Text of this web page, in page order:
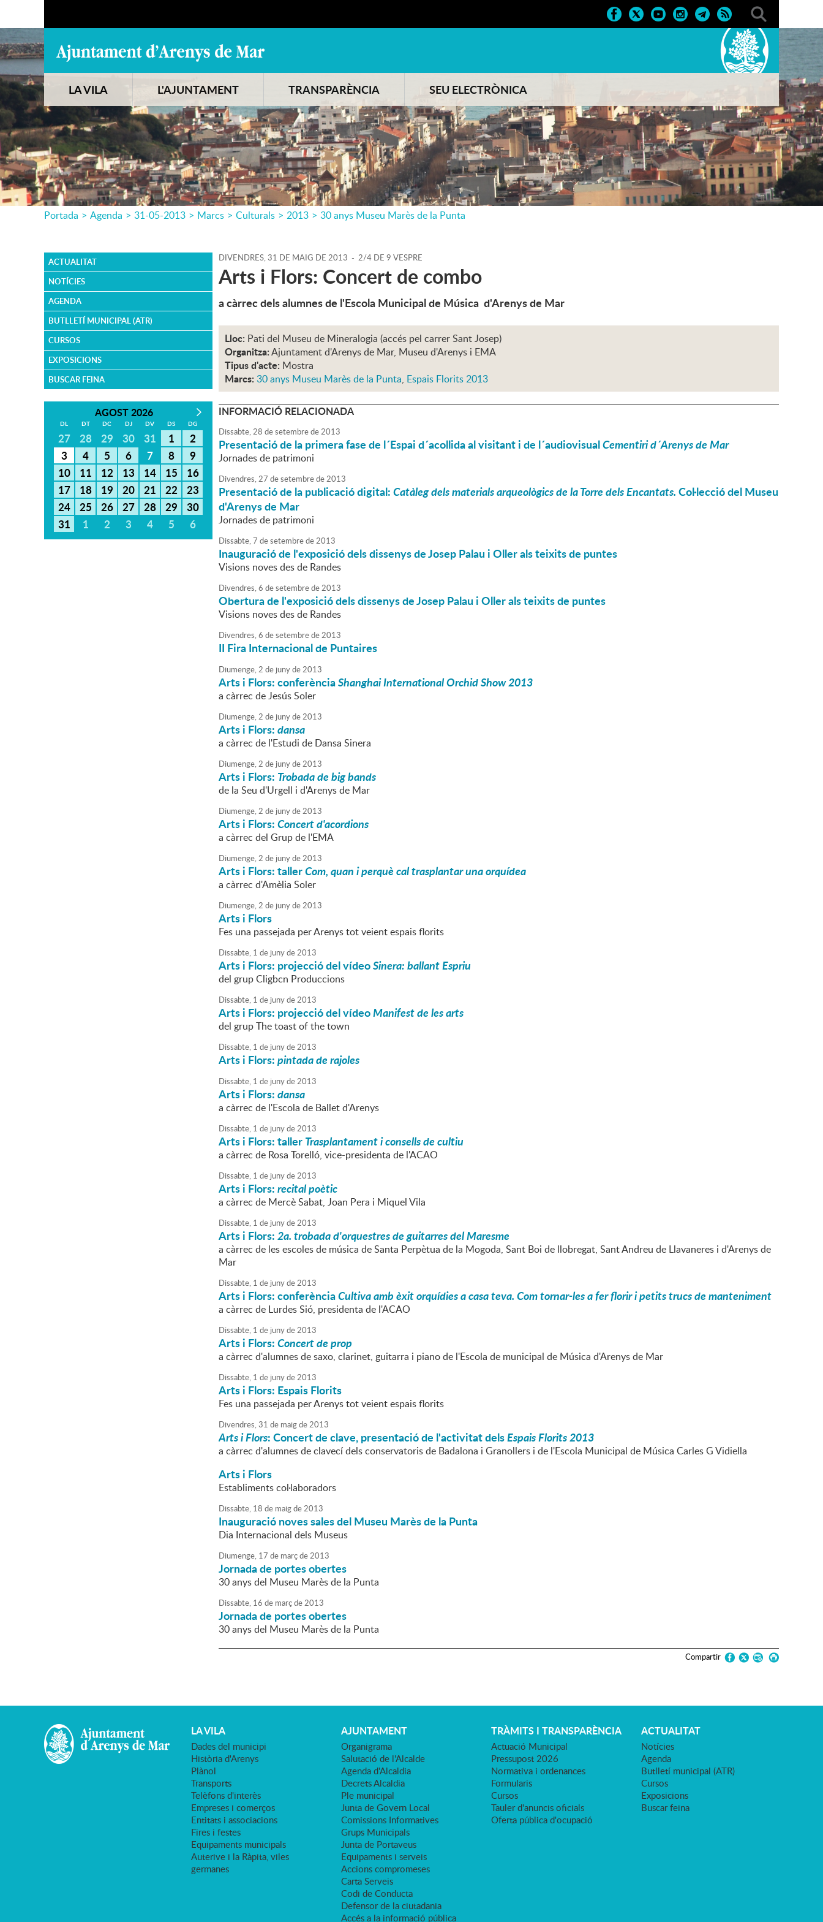
LA VILA L'AJUNTAMENT TRANSPARÈNCIA SEU ELECTRÒNICA
Portada > Agenda > 31-05-2013 > Marcs > Culturals > 2013 > 30 anys Museu Marès de la Punta
ACTUALITAT
NOTÍCIES
AGENDA
BUTLLETÍ MUNICIPAL (ATR)
CURSOS
EXPOSICIONS
BUSCAR FEINA
AGOST 2026
DL DT DC DJ DV DS DG
27 28 29 30 31 1
2
3
4 5 6 7 8
9
10
11 12 13 14 15
16
17
18 19 20 21 22
23
24
25 26 27 28 29
30
31
1 2 3 4 5 6
DIVENDRES,31 DE MAIG DE 2013 - 2/4 DE 9 VESPRE
Arts i Flors: Concert de combo
a càrrec dels alumnes de l'Escola Municipal de Música d'Arenys de Mar
Lloc: Pati del Museu de Mineralogia (accés pel carrer Sant Josep)
Organitza:Ajuntament d'Arenys de Mar, Museu d'Arenys i EMA
Tipus d'acte: Mostra
Marcs: 30 anys Museu Marès de la Punta, Espais Florits 2013
INFORMACIÓ RELACIONADA
Dissabte,28 desetembrede2013
Presentació de la primera fase de l´Espai d´acollida al visitant i de l´audiovisualCementiri d´Arenys de Mar
Jornades de patrimoni
Divendres,27 desetembrede2013
Presentació de la publicació digital:Catàleg dels materials arqueològics de la Torre dels Encantats.Col·lecció del Museu
d'Arenys de Mar
Jornades de patrimoni
Dissabte,7 desetembrede2013
Inauguració de l'exposició dels dissenys de Josep Palau i Oller als teixits de puntes
Visions noves des de Randes
Divendres,6 desetembrede2013
Obertura de l'exposició dels dissenys de Josep Palau i Oller als teixits de puntes
Visions noves des de Randes
Divendres,6 desetembrede2013
II Fira Internacional de Puntaires
Diumenge,2 de junyde2013
Arts i Flors: conferènciaShanghai International Orchid Show 2013
a càrrec de Jesús Soler
Diumenge,2 de junyde2013
Arts i Flors:dansa
a càrrec de l'Estudi de Dansa Sinera
Diumenge,2 de junyde2013
Arts i Flors: Trobada de big bands
de la Seu d'Urgell i d'Arenys de Mar
Diumenge,2 de junyde2013
Arts i Flors:Concert d'acordions
a càrrec del Grup de l'EMA
Diumenge,2 de junyde2013
Arts i Flors: tallerCom, quan i perquè cal trasplantar una orquídea
a càrrec d'Amèlia Soler
Diumenge,2 de junyde2013
Arts i Flors
Fes una passejada per Arenys tot veient espais florits
Dissabte, 1 de junyde2013
Arts i Flors: projecció del vídeoSinera: ballant Espriu
del grup Cligbcn Produccions
Dissabte, 1 de junyde2013
Arts i Flors: projecció del vídeoManifest de les arts
del grup The toast of the town
Dissabte, 1 de junyde2013
Arts i Flors:pintada de rajoles
Dissabte, 1 de junyde2013
Arts i Flors:dansa
a càrrec de l'Escola de Ballet d'Arenys
Dissabte, 1 de junyde2013
Arts i Flors: tallerTrasplantament i consells de cultiu
a càrrec de Rosa Torelló, vice-presidenta de l'ACAO
Dissabte, 1 de junyde2013
Arts i Flors:recital poètic
a càrrec de Mercè Sabat, Joan Pera i Miquel Vila
Dissabte, 1 de junyde2013
Arts i Flors:2a. trobada d'orquestres de guitarres del Maresme
a càrrec de les escoles de música de Santa Perpètua de la Mogoda, Sant Boi de llobregat, Sant Andreu de Llavaneres i d'Arenys de
Mar
Dissabte, 1 de junyde2013
Arts i Flors: conferènciaCultiva amb èxit orquídies a casa teva. Com tornar-les a fer florir i petits trucs de manteniment
a càrrec de Lurdes Sió, presidenta de l'ACAO
Dissabte, 1 de junyde2013
Arts i Flors:Concert de prop
a càrrec d'alumnes de saxo, clarinet, guitarra i piano de l'Escola de municipal de Música d'Arenys de Mar
Dissabte, 1 de junyde2013
Arts i Flors: Espais Florits
Fes una passejada per Arenys tot veient espais florits
Divendres,31 de maigde2013
Arts i Flors: Concert de clave, presentació de l'activitat delsEspais Florits 2013
a càrrec d'alumnes de clavecí dels conservatoris de Badalona i Granollers i de l'Escola Municipal de Música Carles G Vidiella
Arts i Flors
Establiments col·laboradors
Dissabte, 18 de maigde2013
Inauguració noves sales del Museu Marès de la Punta
Dia Internacional dels Museus
Diumenge, 17 de marçde2013
Jornada de portes obertes
30 anys del Museu Marès de la Punta
Dissabte, 16 de marçde2013
Jornada de portes obertes
30 anys del Museu Marès de la Punta
Compartir
LA VILA
Dades del municipi
Història d'Arenys
Plànol
Transports
Telèfons d'interès
Empreses i comerços
Entitats i associacions
Fires i festes
Equipaments municipals
Auterive i la Ràpita, viles
germanes
AJUNTAMENT
Organigrama
Salutació de l'Alcalde
Agenda d'Alcaldia
Decrets Alcaldia
Ple municipal
Junta de Govern Local
Comissions Informatives
Grups Municipals
Junta de Portaveus
Equipaments i serveis
Accions compromeses
Carta Serveis
Codi de Conducta
Defensor de la ciutadania
Accés a la informació pública
TRÀMITS I TRANSPARÈNCIA
Actuació Municipal
Pressupost 2026
Normativa i ordenances
Formularis
Cursos
Tauler d'anuncis oficials
Oferta pública d'ocupació
ACTUALITAT
Notícies
Agenda
Butlletí municipal (ATR)
Cursos
Exposicions
Buscar feina